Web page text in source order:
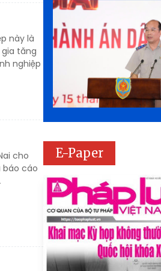
này là
tăng
nghiệp
cho
báo cáo
E-Paper